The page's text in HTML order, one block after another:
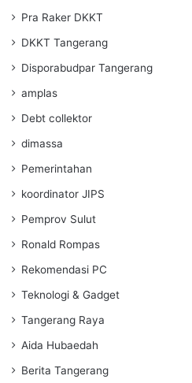
Pra Raker DKKT
DKKT Tangerang
Disporabudpar Tangerang
amplas
Debt collektor
dimassa
Pemerintahan
koordinator JIPS
Pemprov Sulut
Ronald Rompas
Rekomendasi PC
Teknologi & Gadget
Tangerang Raya
Aida Hubaedah
Berita Tangerang